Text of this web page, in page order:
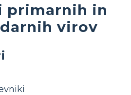
primarnih in
virov